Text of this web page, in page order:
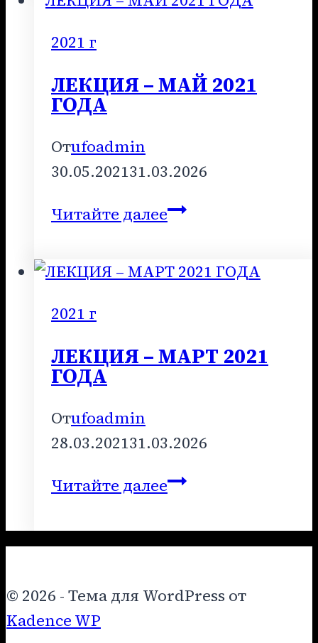
2021
2021 г
ЛЕКЦИЯ – МАЙ 2021
ГОДА
Отufoadmin
30.05.202131.03.2026
Читайте далееЛЕКЦИЯ
МАЙ
2021
2021 г
ЛЕКЦИЯ – МАРТ 2021
ГОДА
Отufoadmin
28.03.202131.03.2026
Читайте далееЛЕКЦИЯ
МАРТ
© 2026 - Тема для WordPress от
Kadence WP